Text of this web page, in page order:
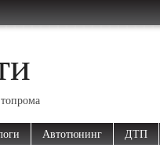
Автотюнинг ДТП